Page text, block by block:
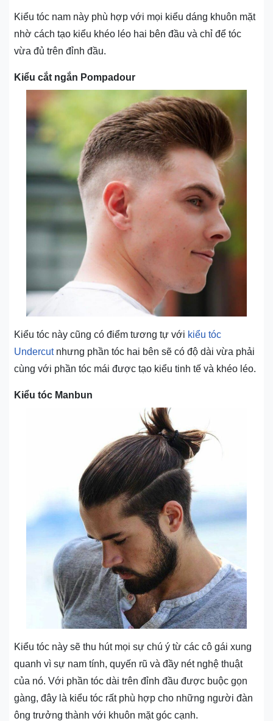
Kiểu tóc nam này phù hợp với mọi kiểu dáng khuôn mặt
nhờ cách tạo kiểu khéo léo hai bên đầu và chỉ để tóc
vừa đủ trên đỉnh đầu.
Kiểu cắt ngắn Pompadour
Kiểu tóc này cũng có điểm tương tự với kiểu tóc
Undercutnhưng phần tóc hai bên sẽ có độ dài vừa phải
cùng với phần tóc mái được tạo kiểu tinh tế và khéo léo.
Kiểu tóc Manbun
Kiểu tóc này sẽ thu hút mọi sự chú ý từ các cô gái xung
quanh vì sự nam tính, quyến rũ và đầy nét nghệ thuật
của nó. Với phần tóc dài trên đỉnh đầu được buộc gọn
gàng, đây là kiểu tóc rất phù hợp cho những người đàn
ông trưởng thành với khuôn mặt góc cạnh.